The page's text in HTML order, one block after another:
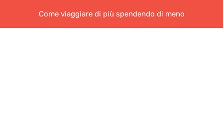
Come viaggiare di più spendendo di meno